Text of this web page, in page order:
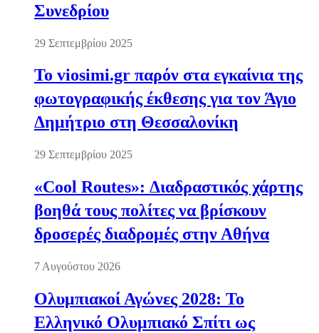
Συνεδρίου
29 Σεπτεμβρίου 2025
Το viosimi.gr παρόν στα εγκαίνια της
φωτογραφικής έκθεσης για τον Άγιο
Δημήτριο στη Θεσσαλονίκη
29 Σεπτεμβρίου 2025
«Cool Routes»: Διαδραστικός χάρτης
βοηθά τους πολίτες να βρίσκουν
δροσερές διαδρομές στην Αθήνα
7 Αυγούστου 2026
Ολυμπιακοί Αγώνες 2028: Το
Ελληνικό Ολυμπιακό Σπίτι ως